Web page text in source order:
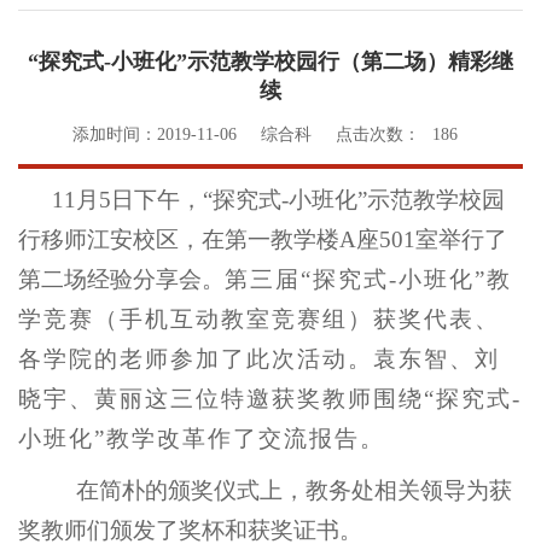
“探究式-小班化”示范教学校园行（第二场）精彩继
续
添加时间：2019-11-06 综合科 点击次数： 186
11 月 5日下午， “探究式-小班化”示范教学校园
行移师江安校区，在第一教学楼A座501 室举行了
第二场经验分享会。 第三届“探究式-小班化”教
学竞赛（手机互动教室竞赛组）获奖代表、
各学院的老师参加了此次活动。袁东智、刘
晓宇、黄丽这三位特邀获奖教师围绕“探究式-
小班化”教学改革作了交流报告。
在简朴的颁奖仪式上，教务处相关领导为获
奖教师们颁发了奖杯和获奖证书。